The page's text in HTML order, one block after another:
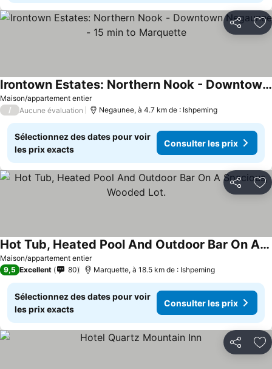
Partager
Maison/appartement entier
Irontown Estates: Northern Nook - Downtown Negaunee - 15 min to Marquette
/ Aucune évaluation Negaunee, à 4.7 km de : Ishpeming
Sélectionnez des dates pour voir
les prix exacts
Consulter les prix
Partager
Maison/appartement entier
Hot Tub, Heated Pool And Outdoor Bar On A Spacious, Wooded Lot.
9,5 Excellent 80 Marquette, à 18.5 km de : Ishpeming
Sélectionnez des dates pour voir
les prix exacts
Consulter les prix
Partager